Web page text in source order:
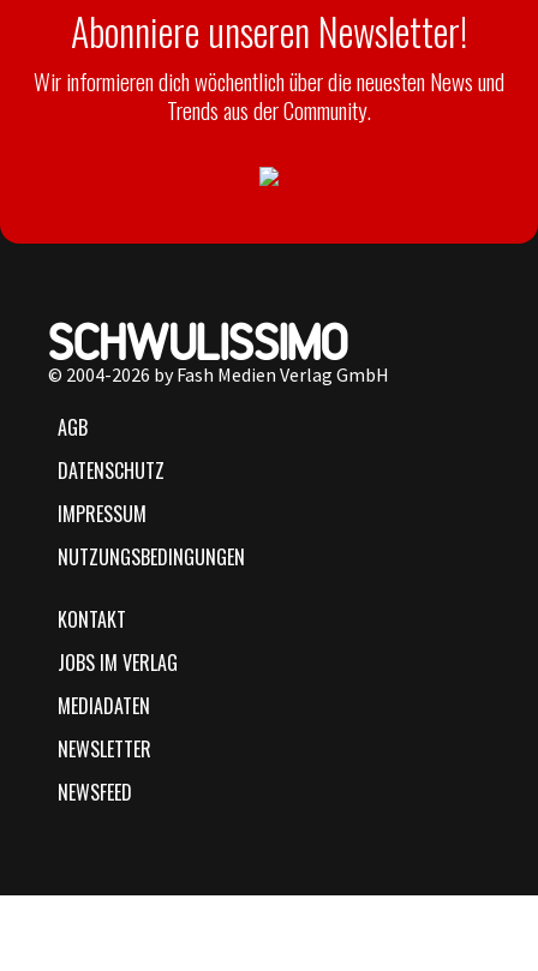
Abonniere unseren Newsletter!
Wir informieren dich wöchentlich über die neuesten News und
Trends aus der Community.
© 2004-2026 by Fash Medien Verlag GmbH
AGB
DATENSCHUTZ
IMPRESSUM
NUTZUNGSBEDINGUNGEN
KONTAKT
JOBS IM VERLAG
MEDIADATEN
NEWSLETTER
NEWSFEED